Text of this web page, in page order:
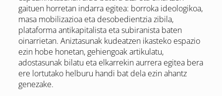
gaituen horretan indarra egitea: borroka ideologikoa,
masa mobilizazioa eta desobedientzia zibila,
plataforma antikapitalista eta subiranista baten
oinarrietan. Aniztasunak kudeatzen ikasteko espazio
ezin hobe honetan, gehiengoak artikulatu,
adostasunak bilatu eta elkarrekin aurrera egitea bera
ere lortutako helburu handi bat dela ezin ahantz
genezake.